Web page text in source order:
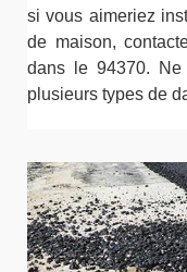
si vous aimeriez
de maison,
dans le 94370.
plusieurs types de